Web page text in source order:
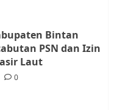
Ajukan
Wali Kota
Bintan
PSN dan Izin
Laut
0